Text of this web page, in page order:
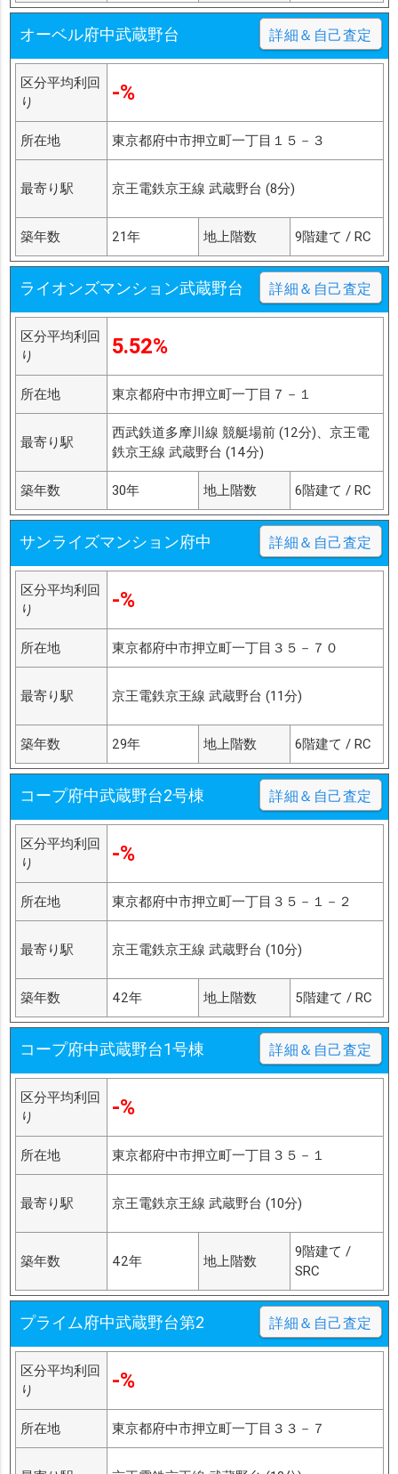
オーベル府中武蔵野台 詳細＆自己査定
区分平均利回
り
-%
所在地 東京都府中市押立町一丁目１５－３
最寄り駅 京王電鉄京王線 武蔵野台 (8分)
築年数 21年 地上階数 9階建て / RC
ライオンズマンション武蔵野台 詳細＆自己査定
区分平均利回
り
5.52%
所在地 東京都府中市押立町一丁目７－１
最寄り駅
西武鉄道多摩川線 競艇場前 (12分)、京王電
鉄京王線 武蔵野台 (14分)
築年数 30年 地上階数 6階建て / RC
サンライズマンション府中 詳細＆自己査定
区分平均利回
り
-%
所在地 東京都府中市押立町一丁目３５－７０
最寄り駅 京王電鉄京王線 武蔵野台 (11分)
築年数 29年 地上階数 6階建て / RC
コープ府中武蔵野台2号棟 詳細＆自己査定
区分平均利回
り
-%
所在地 東京都府中市押立町一丁目３５－１－２
最寄り駅 京王電鉄京王線 武蔵野台 (10分)
築年数 42年 地上階数 5階建て / RC
コープ府中武蔵野台1号棟 詳細＆自己査定
区分平均利回
り
-%
所在地 東京都府中市押立町一丁目３５－１
最寄り駅 京王電鉄京王線 武蔵野台 (10分)
築年数 42年 地上階数
9階建て /
SRC
プライム府中武蔵野台第2 詳細＆自己査定
区分平均利回
り
-%
所在地 東京都府中市押立町一丁目３３－７